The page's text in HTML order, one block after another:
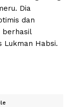
Dia
dan
berhasil
Lukman Habsi.